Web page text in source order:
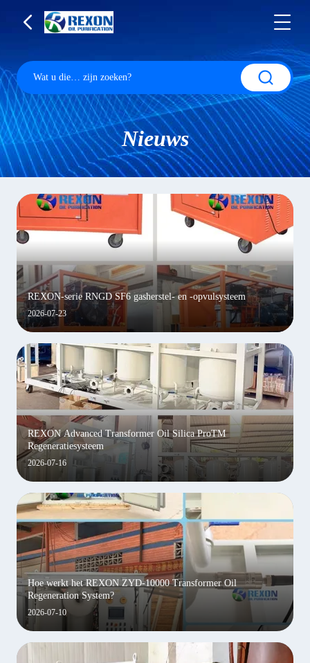
Nieuws
2026-07-23
REXON-serie RNGD SF6 gasherstel- en -opvulsysteem
2026-07-16
REXON Advanced Transformer Oil Silica ProTM
Regeneratiesysteem
2026-07-10
Hoe werkt het REXON ZYD-10000 Transformer Oil
Regeneration System?